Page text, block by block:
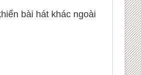
bài hát khác ngoài